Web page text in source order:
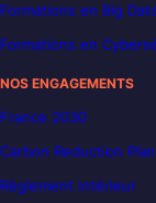
Formations en Big
Formations en
NOS ENGAGEMENTS
France 2030
Carbon Reduction Plan
Règlement intérieur